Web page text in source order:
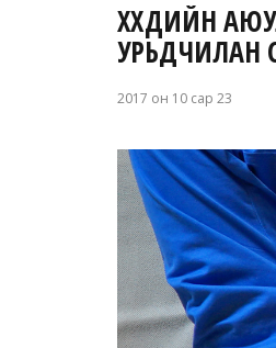
ХҮҮХДИЙН
УРЬДЧИЛАН
2017 он 10 сар 23